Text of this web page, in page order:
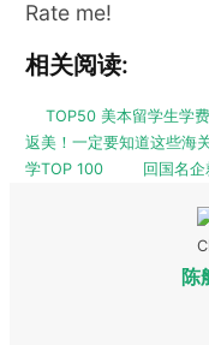
Rate me!
相关阅读:
TOP50 美本留学生学
返美！一定要知道这些海
学TOP 100
回国名
陈